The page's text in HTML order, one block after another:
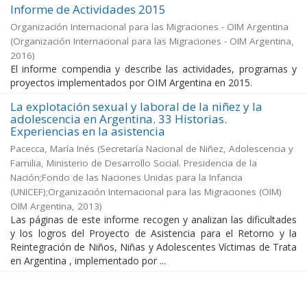
Informe de Actividades 2015
Organización Internacional para las Migraciones - OIM Argentina
(Organización Internacional para las Migraciones - OIM Argentina,
2016)
El informe compendia y describe las actividades, programas y
proyectos implementados por OIM Argentina en 2015.
La explotación sexual y laboral de la niñez y la
adolescencia en Argentina. 33 Historias.
Experiencias en la asistencia
Pacecca, María Inés (Secretaría Nacional de Niñez, Adolescencia y
Familia, Ministerio de Desarrollo Social. Presidencia de la
Nación;Fondo de las Naciones Unidas para la Infancia
(UNICEF);Organización Internacional para las Migraciones (OIM)
OIM Argentina, 2013)
Las páginas de este informe recogen y analizan las dificultades
y los logros del Proyecto de Asistencia para el Retorno y la
Reintegración de Niños, Niñas y Adolescentes Víctimas de Trata
en Argentina , implementado por ...